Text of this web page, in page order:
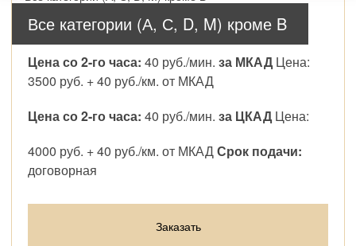
Все категории (А, С, D, M) кроме B
Москва, в границах МКАДЦена: 3000 руб.
Цена со 2-го часа: 40 руб./мин. за МКАД Цена:
3500 руб. + 40 руб./км. от МКАД
Цена со 2-го часа: 40 руб./мин. за ЦКАД Цена:
4000 руб. + 40 руб./км. от МКАДСрок подачи:
договорная
Заказать